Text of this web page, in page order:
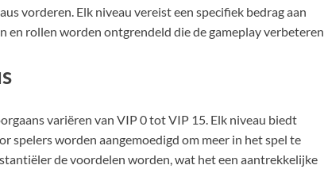
vorderen. Elk niveau vereist een specifiek bedrag aan
en rollen worden ontgrendeld die de gameplay verbeteren.
variëren van VIP 0 tot VIP 15. Elk niveau biedt
spelers worden aangemoedigd om meer in het spel te
de voordelen worden, wat het een aantrekkelijke